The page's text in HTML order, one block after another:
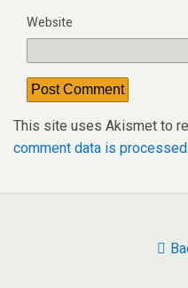
Website
This site uses Akismet to
comment data is